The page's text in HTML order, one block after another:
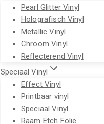
Pearl Glitter Vinyl
Holografisch Vinyl
Metallic Vinyl
Chroom Vinyl
Reflecterend Vinyl
Speciaal Vinyl
Effect Vinyl
Printbaar vinyl
Speciaal Vinyl
Raam Etch Folie